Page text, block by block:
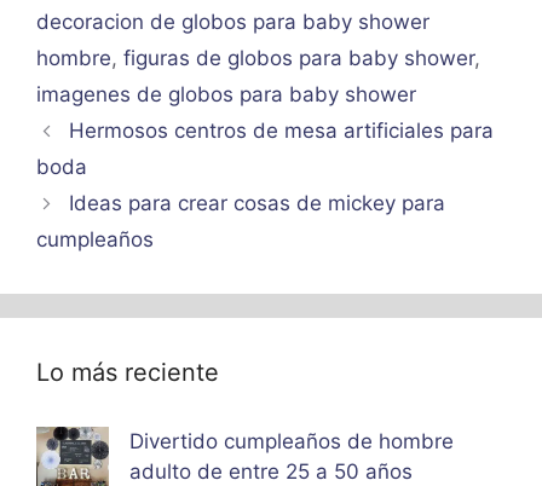
decoracion de globos para baby shower
hombre, figuras de globos para baby shower,
imagenes de globos para baby shower
Hermosos centros de mesa artificiales para
boda
Ideas para crear cosas de mickey para
cumpleaños
Lo más reciente
Divertido cumpleaños de hombre
adulto de entre 25 a 50 años